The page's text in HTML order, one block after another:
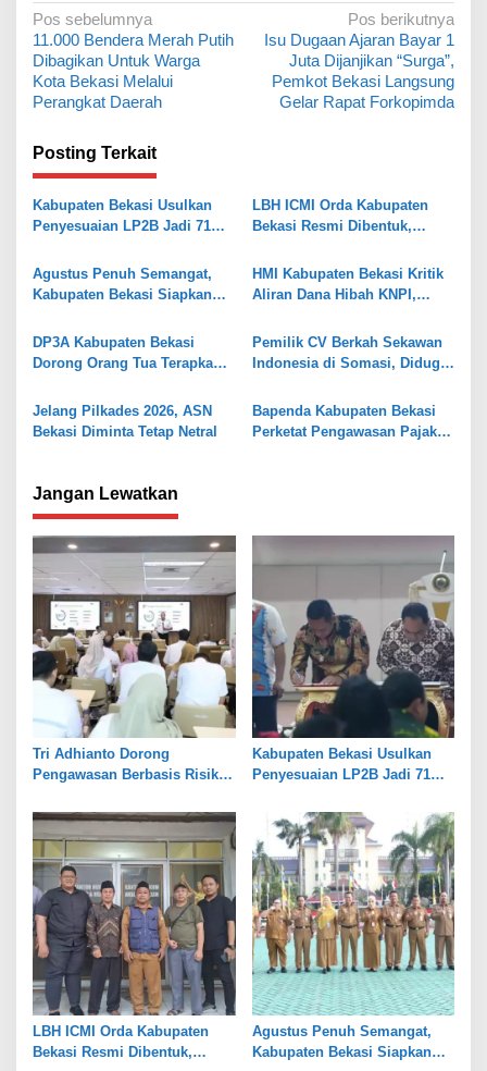
N
a
v
i
g
a
s
i
p
o
s
Pos sebelumnya
11.000 Bendera Merah Putih
Dibagikan Untuk Warga
Kota Bekasi Melalui
Perangkat Daerah
Pos berikutnya
Isu Dugaan Ajaran Bayar 1
Juta Dijanjikan “Surga”,
Pemkot Bekasi Langsung
Gelar Rapat Forkopimda
Posting Terkait
Kabupaten Bekasi Usulkan
Penyesuaian LP2B Jadi 71
Industri dan Pertanian
LBH ICMI Orda Kabupaten
Bekasi Resmi Dibentuk,
Pendampingan Hukum
Agustus Penuh Semangat,
Kabupaten Bekasi Siapkan
Hari Besar
HMI Kabupaten Bekasi Kritik
Aliran Dana Hibah KNPI,
DP3A Kabupaten Bekasi
Dorong Orang Tua Terapkan
Lindungi Anak
Pemilik CV Berkah Sekawan
Indonesia di Somasi, Diduga
Rp338 Juta
Jelang Pilkades 2026, ASN
Bekasi Diminta Tetap Netral
Bapenda Kabupaten Bekasi
Perketat Pengawasan Pajak
Jangan Lewatkan
Tri Adhianto Dorong
Pengawasan Berbasis Risiko,
Kelola
Kabupaten Bekasi Usulkan
Penyesuaian LP2B Jadi 71
Industri dan Pertanian
LBH ICMI Orda Kabupaten
Bekasi Resmi Dibentuk,
Agustus Penuh Semangat,
Kabupaten Bekasi Siapkan